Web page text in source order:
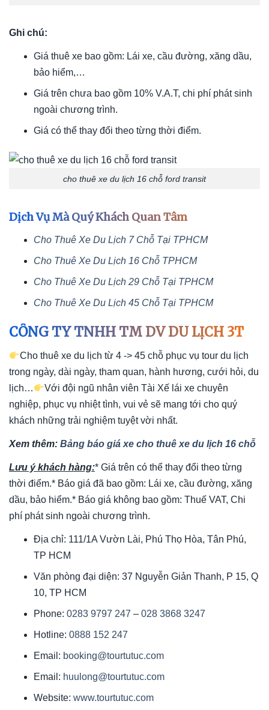
Ghi chú:
Giá thuê xe bao gồm: Lái xe, cầu đường, xăng dầu,
bảo hiểm,…
Giá trên chưa bao gồm 10% V.A.T, chi phí phát sinh
ngoài chương trình.
Giá có thể thay đổi theo từng thời điểm.
cho thuê xe du lịch 16 chỗ ford transit
Dịch Vụ Mà Quý Khách Quan Tâm
Cho Thuê Xe Du Lịch 7 Chỗ Tại TPHCM
Cho Thuê Xe Du Lịch 16 Chỗ TPHCM
Cho Thuê Xe Du Lịch 29 Chỗ Tại TPHCM
Cho Thuê Xe Du Lịch 45 Chỗ Tại TPHCM
CÔNG TY TNHH TM DV DU LỊCH 3T
Cho thuê xe du lịch từ 4 -> 45 chỗ phục vụ tour du lịch
trong ngày, dài ngày, tham quan, hành hương, cưới hỏi, du
lịch…
Với đội ngũ nhân viên Tài Xế lái xe chuyên
nghiệp, phục vụ nhiệt tình, vui vẻ sẽ mang tới cho quý
khách những trải nghiệm tuyệt vời nhất.
Xem thêm: Bảng báo giá xe cho thuê xe du lịch 16 chỗ
Lưu ý khách hàng:* Giá trên có thể thay đổi theo từng
thời điểm.* Báo giá đã bao gồm: Lái xe, cầu đường, xăng
dầu, bảo hiểm.* Báo giá không bao gồm: Thuế VAT, Chi
phí phát sinh ngoài chương trình.
Địa chỉ: 111/1A Vườn Lài, Phú Thọ Hòa, Tân Phú,
TP HCM
Văn phòng đại diện: 37 Nguyễn Giản Thanh, P 15, Q
10, TP HCM
Phone: 0283 9797 247 – 028 3868 3247
Hotline: 0888 152 247
Email: booking@tourtutuc.com
Email: huulong@tourtutuc.com
Website: www.tourtutuc.com